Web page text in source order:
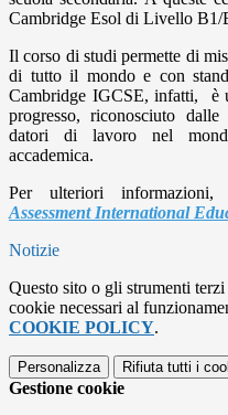
Cambridge Esol di Livello B1/
Il corso di studi permette di
di tutto il mondo e con
Cambridge IGCSE, infatti, è
progresso, riconosciuto
datori di lavoro nel
accademica.
Per ulteriori
Assessment International
Notizie
Questo sito o gli strumenti
cookie necessari al
COOKIE POLICY.
Personalizza Rifiuta tutti i
Gestione cookie